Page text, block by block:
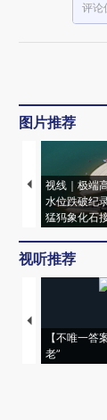
评论
图片推荐
视线｜极端
水位跌破纪
猛犸象化石
视听推荐
【不唯一答
老”